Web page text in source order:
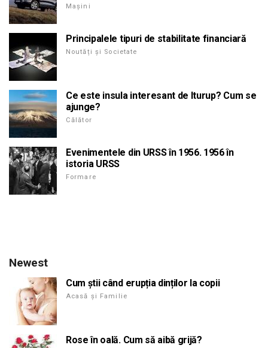
Mașini
Principalele tipuri de stabilitate financiară
Noutăți și Societate
Ce este insula interesant de Iturup? Cum se
ajunge?
Călător
Evenimentele din URSS în 1956. 1956 în
istoria URSS
Formare
Newest
Cum știi când erupția dinților la copii
Acasă și Familie
Rose în oală. Cum să aibă grijă?